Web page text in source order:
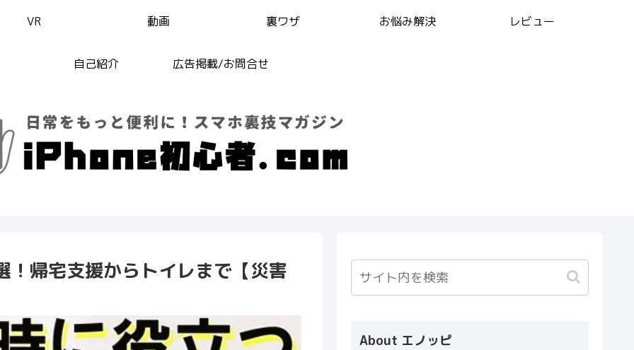
VR 動画 裏ワザ お悩み解決 レビュー
自己紹介 広告掲載/お問合せ
帰宅支援からトイレまで【災害
About エノッピ